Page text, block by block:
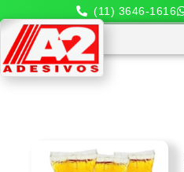
(11) 3646-1616